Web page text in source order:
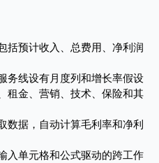
括预计收入、总费用、净利润
务线设有月度列和增长率假设
租金、营销、技术、保险和其
数据，自动计算毛利率和净利
入单元格和公式驱动的跨工作